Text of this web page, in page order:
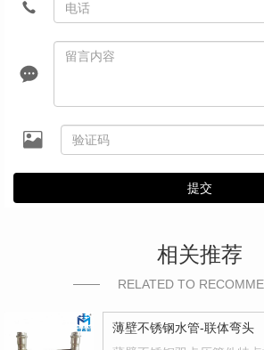
提交
相关推荐
RELATED TO
薄壁不锈钢水管-联体弯头